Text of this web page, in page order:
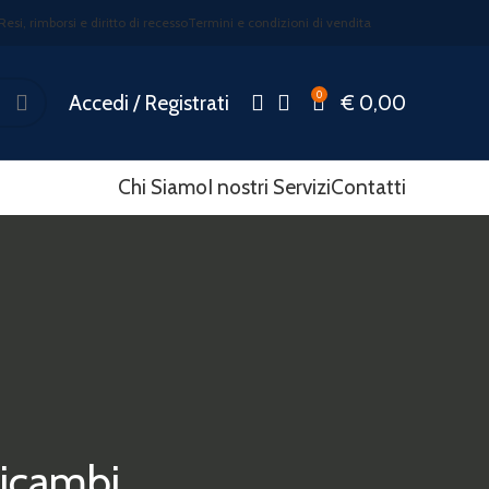
rimborsi e diritto di recessoTermini e condizioni di vendita
Accedi / Registrati 0 € 0,00
Chi SiamoI nostri ServiziContatti